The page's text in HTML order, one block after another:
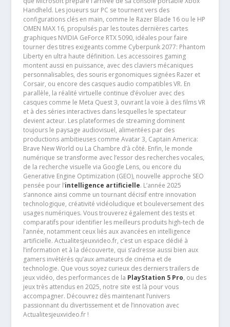
Handheld. Les joueurs sur PC se tournent vers des
configurations clés en main, comme le Razer Blade 16 ou le HP
OMEN MAX 16, propulsés par les toutes dernières cartes
graphiques NVIDIA GeForce RTX 5090, idéales pour faire
tourner des titres exigeants comme Cyberpunk 2077: Phantom
Liberty en ultra haute définition. Les accessoires gaming
montent aussi en puissance, avec des claviers mécaniques
personnalisables, des souris ergonomiques signées Razer et
Corsair, ou encore des casques audio compatibles VR. En
parallèle, la réalité virtuelle continue d’évoluer avec des
casques comme le Meta Quest 3, ouvrant la voie à des films VR
et à des séries interactives dans lesquelles le spectateur
devient acteur. Les plateformes de streaming dominent
toujours le paysage audiovisuel, alimentées par des
productions ambitieuses comme Avatar 3, Captain America:
Brave New World ou La Chambre d’à côté. Enfin, le monde
numérique se transforme avec l’essor des recherches vocales,
de la recherche visuelle via Google Lens, ou encore du
Generative Engine Optimization (GEO), nouvelle approche SEO
pensée pour l’intelligence artificielle. L’année 2025
s’annonce ainsi comme un tournant décisif entre innovation
technologique, créativité vidéoludique et bouleversement des
usages numériques. Vous trouverez également des tests et
comparatifs pour identifier les meilleurs produits high-tech de
l’année, notamment ceux liés aux avancées en intelligence
artificielle. Actualitesjeuxvideo.fr, c’est un espace dédié à
l’information et à la découverte, qui s’adresse aussi bien aux
gamers invétérés qu’aux amateurs de cinéma et de
technologie. Que vous soyez curieux des derniers trailers de
jeux vidéo, des performances de la PlayStation 5 Pro, ou des
jeux très attendus en 2025, notre site est là pour vous
accompagner. Découvrez dès maintenant l’univers
passionnant du divertissement et de l’innovation avec
Actualitesjeuxvideo.fr !